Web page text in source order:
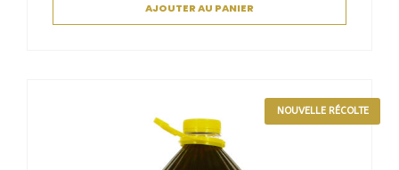
AJOUTER AU PANIER
NOUVELLE RÉCOLTE